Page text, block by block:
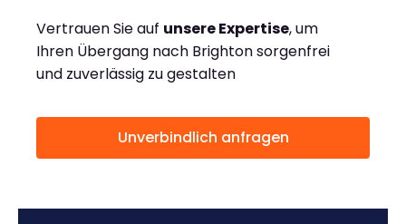
Vertrauen Sie auf unsere Expertise, um
Ihren Übergang nach Brighton sorgenfrei
und zuverlässig zu gestalten
Unverbindlich anfragen